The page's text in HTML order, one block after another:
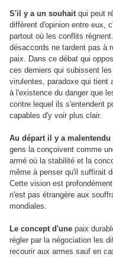
S'il y a un souhaitqui peut
diffèrent d'opinion entre eux,
partout où les conflits
désaccords ne tardent pas à
paix. Dans ce débat qui
ces derniers qui subissent
virulentes, paradoxe qui tient
à l'existence du danger que
contre lequel ils s'entendent
capables d'y voir plus clair.
Au départ il y a malentendu
gens la conçoivent comme
armé où la stabilité et la
même à penser qu'il suffirait
Cette vision est
n'est pas étrangère aux
mondiales.
Le concept d'une paix
régler par la négociation les
recourir aux armes sauf en